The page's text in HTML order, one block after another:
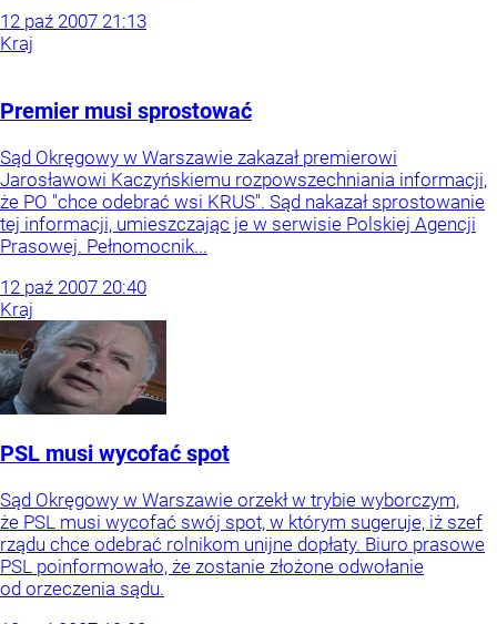
12 paź 2007 21:13
Kraj
Premier musi sprostować
Sąd Okręgowy w Warszawie zakazał premierowi
Jarosławowi Kaczyńskiemu rozpowszechniania informacji,
że PO "chce odebrać wsi KRUS". Sąd nakazał sprostowanie
tej informacji, umieszczając je w serwisie Polskiej Agencji
Prasowej. Pełnomocnik...
12 paź 2007 20:40
Kraj
PSL musi wycofać spot
Sąd Okręgowy w Warszawie orzekł w trybie wyborczym,
że PSL musi wycofać swój spot, w którym sugeruje, iż szef
rządu chce odebrać rolnikom unijne dopłaty. Biuro prasowe
PSL poinformowało, że zostanie złożone odwołanie
od orzeczenia sądu.